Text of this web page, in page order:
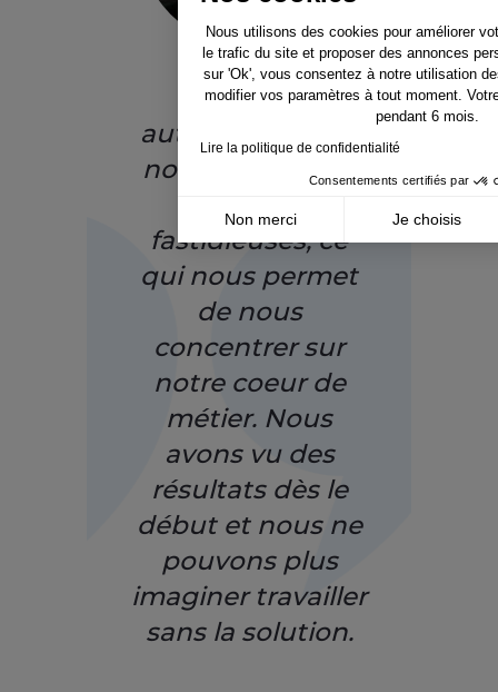
Nous utilisons des cookies pour améliorer
le trafic du site et proposer des annonces
sur 'Ok', vous consentez à notre utilisation
modifier vos paramètres à tout moment.
pendant 6 mois.
Lire la politique de confidentialité
Consentements certifiés par
Non merci
Je choisis
Axeptio consent
Plateforme de Gestion du Consentement :
Notre plateforme vous permet d'adapter et
Netrivals a
automatisé pour
nous des tâches
fastidieuses, ce
qui nous permet
de nous
concentrer sur
notre coeur de
métier. Nous
avons vu des
résultats dès le
début et nous ne
pouvons plus
imaginer travailler
sans la solution.